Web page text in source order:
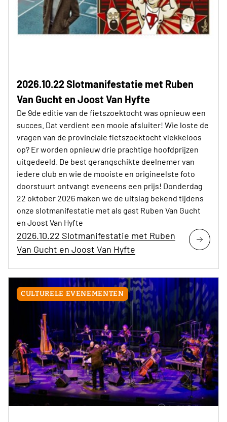
2026.10.22 Slotmanifestatie met Ruben
Van Gucht en Joost Van Hyfte
De 9de editie van de fietszoektocht was opnieuw een
succes. Dat verdient een mooie afsluiter! Wie loste de
vragen van de provinciale fietszoektocht vlekkeloos
op? Er worden opnieuw drie prachtige hoofdprijzen
uitgedeeld. De best gerangschikte deelnemer van
iedere club en wie de mooiste en origineelste foto
doorstuurt ontvangt eveneens een prijs! Donderdag
22 oktober 2026 maken we de uitslag bekend tijdens
onze slotmanifestatie met als gast Ruben Van Gucht
en Joost Van Hyfte
2026.10.22 Slotmanifestatie met Ruben
Van Gucht en Joost Van Hyfte
CULTURELE EVENEMENTEN